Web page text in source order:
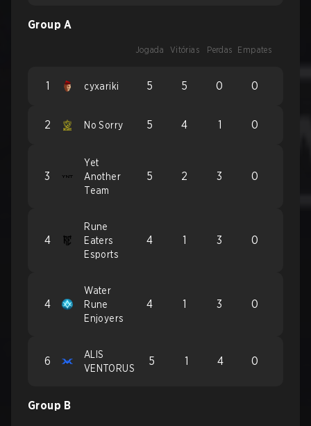
Group A
Jogada Vitórias Perdas Empates
1 cyxariki 5 5 0 0
2 No Sorry 5 4 1 0
3
Yet
Another
Team
5 2 3 0
4
Rune
Eaters
Esports
4 1 3 0
4
Water
Rune
Enjoyers
4 1 3 0
6
ALIS
VENTORUS
5 1 4 0
Group B